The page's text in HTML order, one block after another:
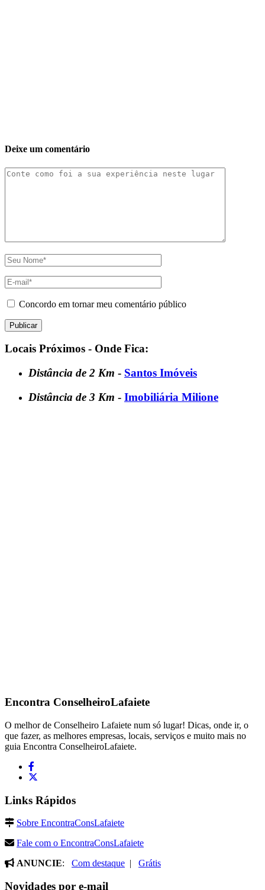
Deixe um comentário
Concordo em tornar meu comentário público
Locais Próximos - Onde Fica:
Distância de 2 Km - Santos Imóveis
Distância de 3 Km - Imobiliária Milione
Encontra ConselheiroLafaiete
O melhor de Conselheiro Lafaiete num só lugar! Dicas, onde ir, o
que fazer, as melhores empresas, locais, serviços e muito mais no
guia Encontra ConselheiroLafaiete.
Links Rápidos
Sobre EncontraConsLafaiete
Fale com o EncontraConsLafaiete
ANUNCIE: Com destaque | Grátis
Novidades por e-mail